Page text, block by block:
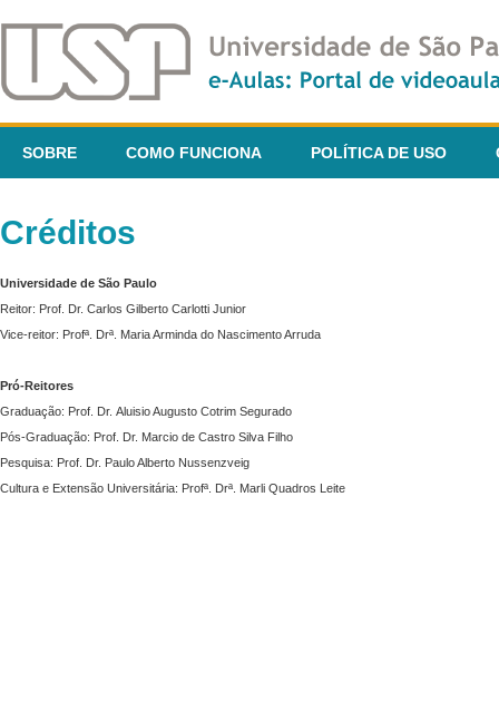
SOBRE COMO FUNCIONA POLÍTICA DE USO
Créditos
Universidade de São Paulo
Reitor: Prof. Dr. Carlos Gilberto Carlotti Junior
Vice-reitor: Profª. Drª. Maria Arminda do Nascimento Arruda
Pró-Reitores
Graduação: Prof. Dr. Aluisio Augusto Cotrim Segurado
Pós-Graduação: Prof. Dr. Marcio de Castro Silva Filho
Pesquisa: Prof. Dr. Paulo Alberto Nussenzveig
Cultura e Extensão Universitária: Profª. Drª. Marli Quadros Leite